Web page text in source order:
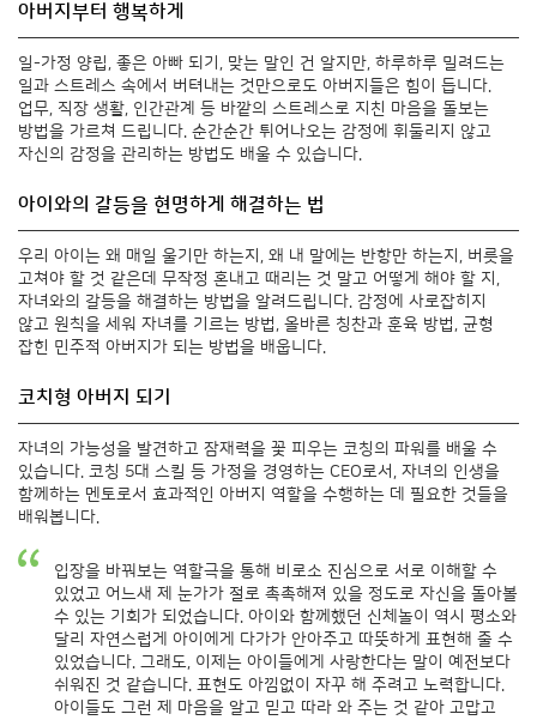
아버지부터 행복하게
일-가정 양립, 좋은 아빠 되기, 맞는 말인 건 알지만, 하루하루 밀려드는
일과 스트레스 속에서 버텨내는 것만으로도 아버지들은 힘이 듭니다.
업무, 직장 생활, 인간관계 등 바깥의 스트레스로 지친 마음을 돌보는
방법을 가르쳐 드립니다. 순간순간 튀어나오는 감정에 휘둘리지 않고
자신의 감정을 관리하는 방법도 배울 수 있습니다.
아이와의 갈등을 현명하게 해결하는 법
우리 아이는 왜 매일 울기만 하는지, 왜 내 말에는 반항만 하는지, 버릇을
고쳐야 할 것 같은데 무작정 혼내고 때리는 것 말고 어떻게 해야 할 지,
자녀와의 갈등을 해결하는 방법을 알려드립니다. 감정에 사로잡히지
않고 원칙을 세워 자녀를 기르는 방법, 올바른 칭찬과 훈육 방법, 균형
잡힌 민주적 아버지가 되는 방법을 배웁니다.
코치형 아버지 되기
자녀의 가능성을 발견하고 잠재력을 꽃 피우는 코칭의 파워를 배울 수
있습니다. 코칭 5대 스킬 등 가정을 경영하는 CEO로서, 자녀의 인생을
함께하는 멘토로서 효과적인 아버지 역할을 수행하는 데 필요한 것들을
배워봅니다.
입장을 바꿔보는 역할극을 통해 비로소 진심으로 서로 이해할 수
있었고 어느새 제 눈가가 절로 촉촉해져 있을 정도로 자신을 돌아볼
수 있는 기회가 되었습니다. 아이와 함께했던 신체놀이 역시 평소와
달리 자연스럽게 아이에게 다가가 안아주고 따뜻하게 표현해 줄 수
있었습니다. 그래도, 이제는 아이들에게 사랑한다는 말이 예전보다
쉬워진 것 같습니다. 표현도 아낌없이 자꾸 해 주려고 노력합니다.
아이들도 그런 제 마음을 알고 믿고 따라 와 주는 것 같아 고맙고